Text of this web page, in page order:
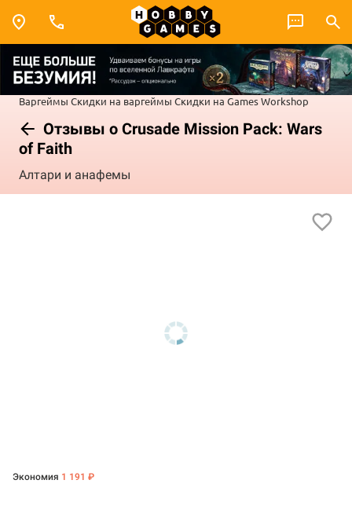
Варгеймы Скидки на варгеймы Скидки на Games Workshop
Отзывы о Crusade Mission Pack: Wars
of Faith
Алтари и анафемы
Экономия 1 191 ₽